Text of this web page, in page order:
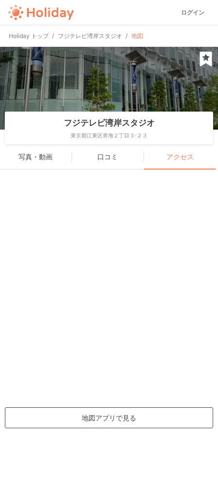
ログイン
Holiday トップ フジテレビ湾岸スタジオ 地図
フジテレビ湾岸スタジオ
東京都江東区青海２丁目３-２３
写真・動画 口コミ アクセス
地図アプリで見る